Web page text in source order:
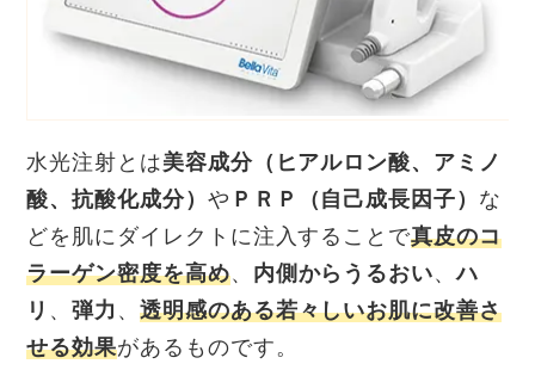
水光注射とは美容成分（ヒアルロン酸、アミノ
酸、抗酸化成分） や ＰＲＰ（自己成長因子） な
どを肌にダイレクトに注入することで真皮のコ
ラーゲン密度を高め、 内側からうるおい、ハ
リ 、弾力 、透明感のある若々しいお肌に改善さ
せる効果があるものです。